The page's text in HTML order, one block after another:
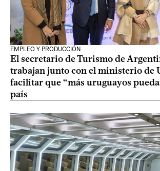
EMPLEO Y PRODUCCIÓN
El secretario de Turismo de
trabajan junto con el ministerio de
facilitar que “más uruguayos
país